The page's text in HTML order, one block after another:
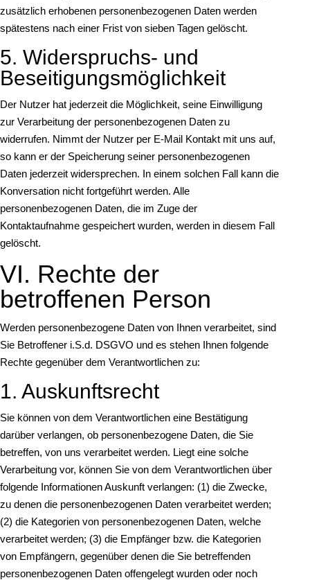
zusätzlich erhobenen personenbezogenen Daten werden
spätestens nach einer Frist von sieben Tagen gelöscht.
5. Widerspruchs- und
Beseitigungsmöglichkeit
Der Nutzer hat jederzeit die Möglichkeit, seine Einwilligung
zur Verarbeitung der personenbezogenen Daten zu
widerrufen. Nimmt der Nutzer per E-Mail Kontakt mit uns auf,
so kann er der Speicherung seiner personenbezogenen
Daten jederzeit widersprechen. In einem solchen Fall kann die
Konversation nicht fortgeführt werden. Alle
personenbezogenen Daten, die im Zuge der
Kontaktaufnahme gespeichert wurden, werden in diesem Fall
gelöscht.
VI. Rechte der
betroffenen Person
Werden personenbezogene Daten von Ihnen verarbeitet, sind
Sie Betroffener i.S.d. DSGVO und es stehen Ihnen folgende
Rechte gegenüber dem Verantwortlichen zu:
1. Auskunftsrecht
Sie können von dem Verantwortlichen eine Bestätigung
darüber verlangen, ob personenbezogene Daten, die Sie
betreffen, von uns verarbeitet werden. Liegt eine solche
Verarbeitung vor, können Sie von dem Verantwortlichen über
folgende Informationen Auskunft verlangen: (1) die Zwecke,
zu denen die personenbezogenen Daten verarbeitet werden;
(2) die Kategorien von personenbezogenen Daten, welche
verarbeitet werden; (3) die Empfänger bzw. die Kategorien
von Empfängern, gegenüber denen die Sie betreffenden
personenbezogenen Daten offengelegt wurden oder noch